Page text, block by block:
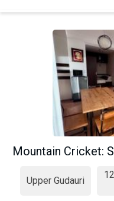
Mountain Cricket:
Upper Gudauri